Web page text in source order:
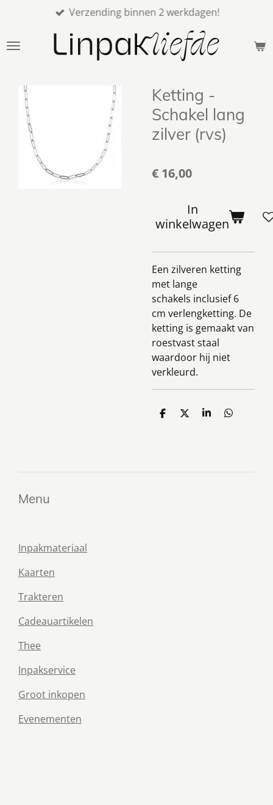
naar
Verzending binnen 2 werkdagen!
Ketting -
Schakel lang
zilver (rvs)
€ 16,00
In
winkelwagen
Een zilveren ketting
met lange
schakels inclusief 6
cm verlengketting. De
ketting is gemaakt van
roestvast staal
waardoor hij niet
verkleurd.
D
D
S
D
Menu
Inpakmateriaal
Kaarten
Trakteren
Cadeauartikelen
Thee
Inpakservice
Groot inkopen
Evenementen